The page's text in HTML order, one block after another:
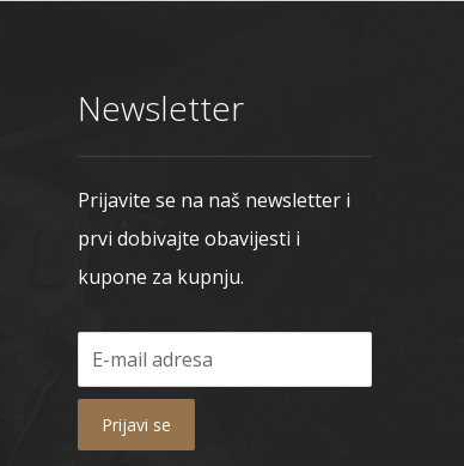
Newsletter
Prijavite se na naš newsletter i
prvi dobivajte obavijesti i
kupone za kupnju.
Prijavi se